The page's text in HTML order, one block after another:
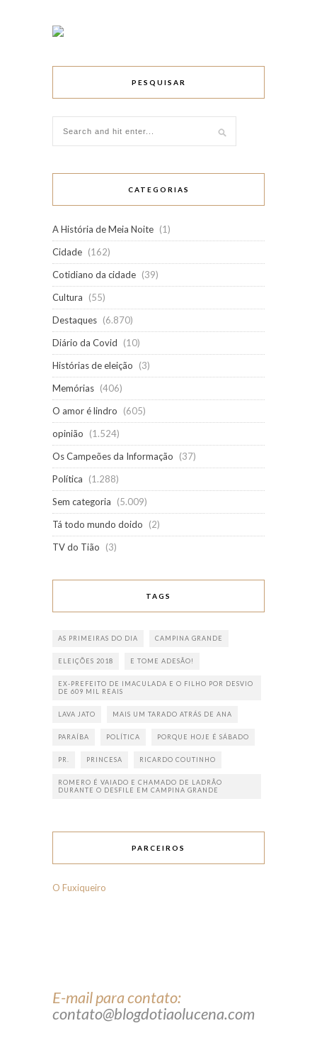
PESQUISAR
CATEGORIAS
A História de Meia Noite (1)
Cidade (162)
Cotidiano da cidade (39)
Cultura
(55)
Destaques (6.870)
Diário da Covid
(10)
Histórias de eleição
(3)
Memórias (406)
O amor é lindro
(605)
opinião
(1.524)
Os Campeões da Informação
(37)
Política
(1.288)
Sem categoria
(5.009)
Tá todo mundo doido
(2)
TV do Tião
(3)
TAGS
AS PRIMEIRAS DO DIA CAMPINA GRANDE
ELEIÇÕES 2018 E TOME ADESÃO!
EX-PREFEITO DE IMACULADA E O FILHO POR DESVIO
DE 609 MIL REAIS
LAVA JATO MAIS UM TARADO ATRÁS DE ANA
PARAÍBA POLÍTICA PORQUE HOJE É SÁBADO
PR. PRINCESA RICARDO COUTINHO
ROMERO É VAIADO E CHAMADO DE LADRÃO
DURANTE O DESFILE EM CAMPINA GRANDE
PARCEIROS
O Fuxiqueiro
E-mail para contato:
contato@blogdotiaolucena.com